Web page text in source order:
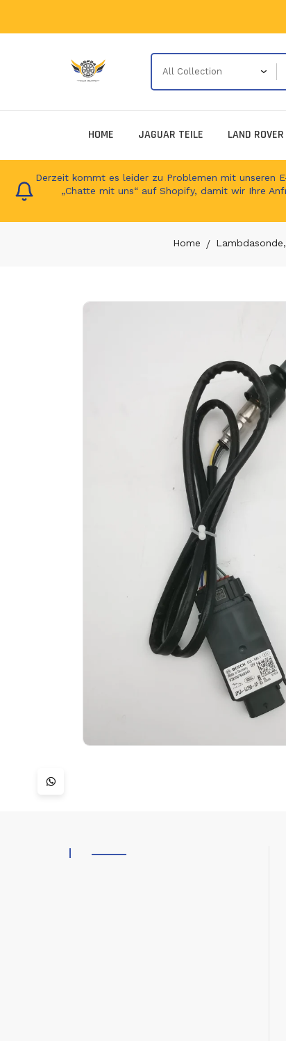
HOME JAGUAR TEILE LAND
Derzeit kommt es leider zu Problemen mit unseren
„Chatte mit uns“ auf Shopify, damit wir Ihre
Home Lambdasonde,